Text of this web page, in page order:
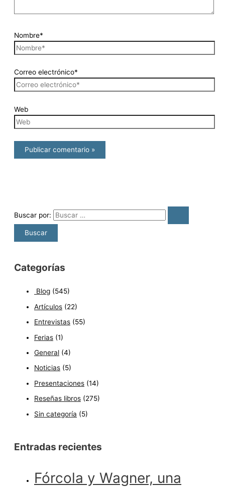
Nombre*
Correo electrónico*
Web
Buscar por:
Categorías
Blog (545)
Artículos (22)
Entrevistas (55)
Ferias (1)
General (4)
Noticias (5)
Presentaciones (14)
Reseñas libros (275)
Sin categoría (5)
Entradas recientes
Fórcola y Wagner, una